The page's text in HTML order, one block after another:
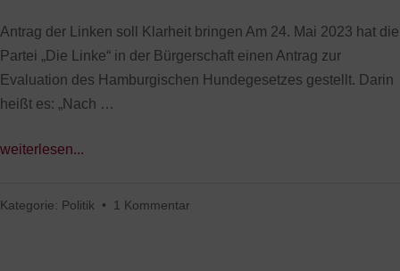
Antrag der Linken soll Klarheit bringen Am 24. Mai 2023 hat die
Partei „Die Linke“ in der Bürgerschaft einen Antrag zur
Evaluation des Hamburgischen Hundegesetzes gestellt. Darin
heißt es: „Nach …
weiterlesen...
Kategorie: Politik • 1 Kommentar